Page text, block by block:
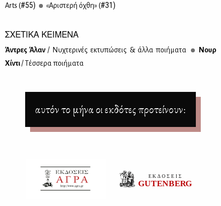
Arts (#55) «Αρι­στε­ρή όχθη» (#31)
ΣΧΕΤΙΚΑ ΚΕΙΜΕΝΑ
Άντρες Άλαν / Νυ­χτε­ρι­νές εκτυ­πώ­σεις & άλ­λα ποι­ή­μα­τα
Νουρ
Χί­ντι/ Τέσ­σε­ρα ποι­ή­μα­τα
αυτόν το μήνα οι εκδότες προτείνουν: